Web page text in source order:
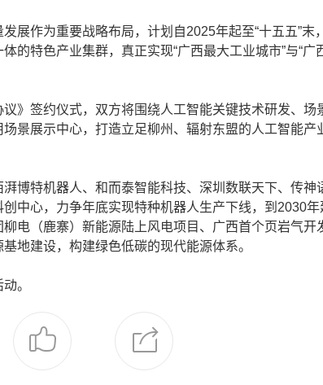
作为重要战略布局，计划自2025年起至“十五五”末
的特色产业集群，真正实现“广西最大工业城市”与“广
签约仪式，双方将围绕人工智能关键技术研发、场
景展示中心，打造立足柳州、辐射东盟的人工智能产
特机器人、和而泰智能科技、深圳数联天下、传神
中心，力争年底实现特种机器人生产下线，到2030
电（鹿寨）新能源陆上风电项目、广西首个页岩气开
地建设，构建绿色低碳的现代能源体系。
。